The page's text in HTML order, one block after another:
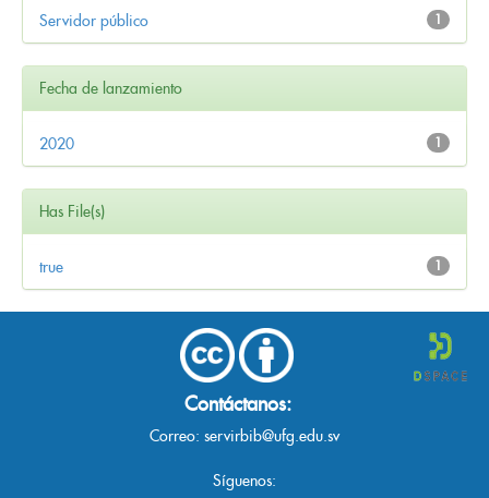
1
Servidor público
Fecha de lanzamiento
1
2020
Has File(s)
1
true
Contáctanos:
Correo: servirbib@ufg.edu.sv
Síguenos: